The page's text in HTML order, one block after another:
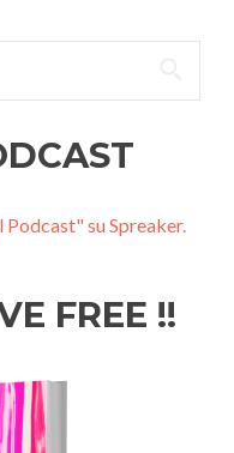
su Spreaker.
FREE !!